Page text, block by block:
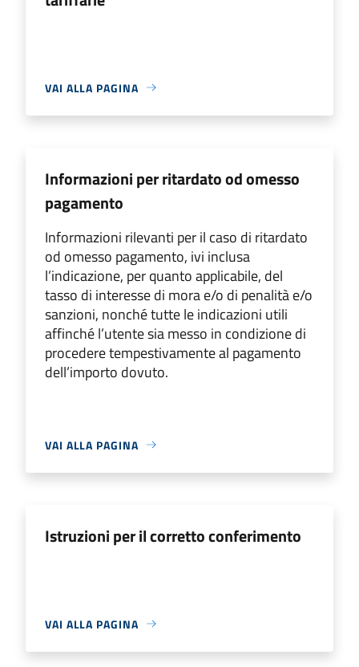
VAI ALLA PAGINA
Informazioni per ritardato od omesso
pagamento
Informazioni rilevanti per il caso di ritardato
od omesso pagamento, ivi inclusa
l’indicazione, per quanto applicabile, del
tasso di interesse di mora e/o di penalità e/o
sanzioni, nonché tutte le indicazioni utili
affinché l’utente sia messo in condizione di
procedere tempestivamente al pagamento
dell’importo dovuto.
VAI ALLA PAGINA
Istruzioni per il corretto conferimento
VAI ALLA PAGINA